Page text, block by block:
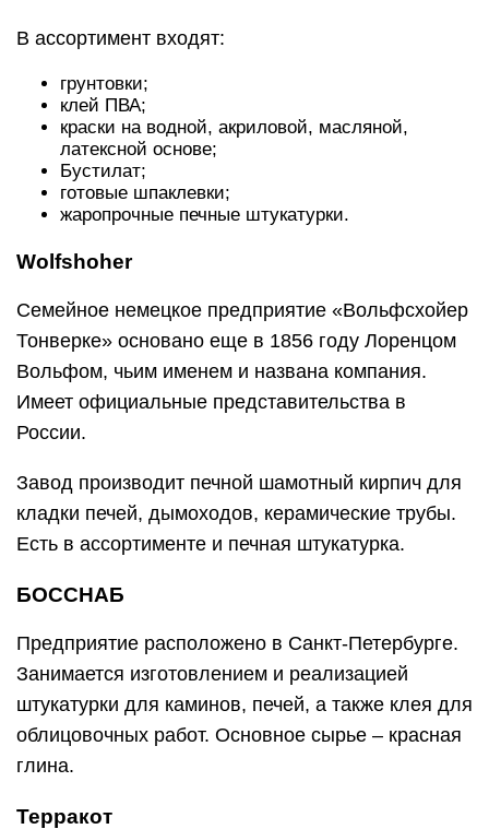
В ассортимент входят:
грунтовки;
клей ПВА;
краски на водной, акриловой, масляной,
латексной основе;
Бустилат;
готовые шпаклевки;
жаропрочные печные штукатурки.
Wolfshoher
Семейное немецкое предприятие «Вольфсхойер
Тонверке» основано еще в 1856 году Лоренцом
Вольфом, чьим именем и названа компания.
Имеет официальные представительства в
России.
Завод производит печной шамотный кирпич для
кладки печей, дымоходов, керамические трубы.
Есть в ассортименте и печная штукатурка.
БОССНАБ
Предприятие расположено в Санкт-Петербурге.
Занимается изготовлением и реализацией
штукатурки для каминов, печей, а также клея для
облицовочных работ. Основное сырье – красная
глина.
Терракот